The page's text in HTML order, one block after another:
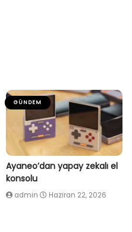
GÜNDEM
Ayaneo’dan yapay zekalı el
konsolu
admin Haziran 22, 2026